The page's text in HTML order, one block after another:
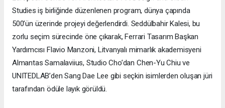
Studies iş birliğinde düzenlenen program, dünya çapında
500’ün üzerinde projeyi değerlendirdi. Seddülbahir Kalesi, bu
zorlu seçim sürecinde öne çıkarak, Ferrari Tasarım Başkan
Yardımcısı Flavio Manzoni, Litvanyalı mimarlık akademisyeni
Almantas Samalaviius, Studio Cho’dan Chen-Yu Chiu ve
UNITEDLAB’den Sang Dae Lee gibi seçkin isimlerden oluşan jüri
tarafından ödüle layık görüldü.